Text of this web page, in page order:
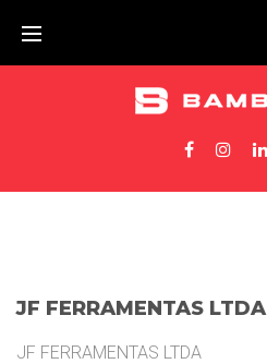
JF FERRAMENTAS LTDA
JF FERRAMENTAS LTDA